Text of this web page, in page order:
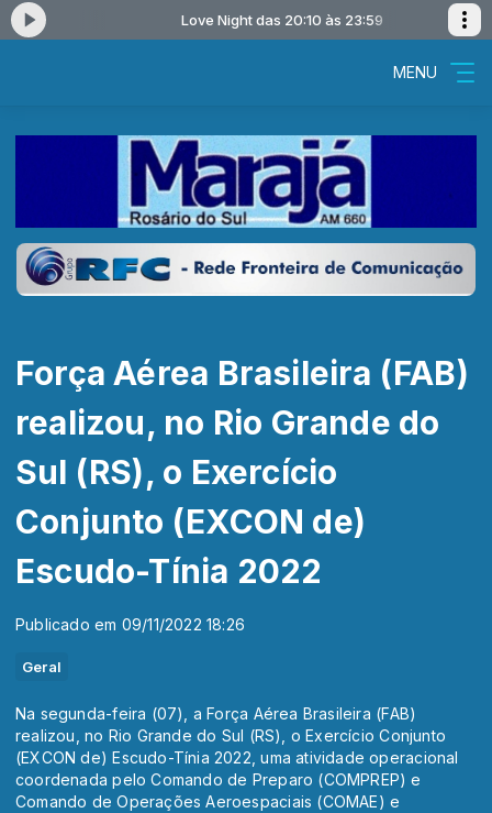
23:59 Love Night das 20:10 às 23:59
MENU
Força Aérea Brasileira (FAB)
realizou, no Rio Grande do
Sul (RS), o Exercício
Conjunto (EXCON de)
Escudo-Tínia 2022
Publicado em 09/11/2022 18:26
Geral
Na segunda-feira (07), a Força Aérea Brasileira (FAB)
realizou, no Rio Grande do Sul (RS), o Exercício Conjunto
(EXCON de) Escudo-Tínia 2022, uma atividade operacional
coordenada pelo Comando de Preparo (COMPREP) e
Comando de Operações Aeroespaciais (COMAE) e